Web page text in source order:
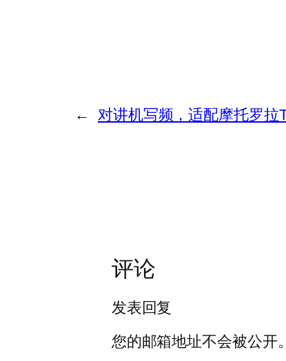
← 对讲机写频，适配摩托罗拉
评论
发表回复
您的邮箱地址不会被公开。